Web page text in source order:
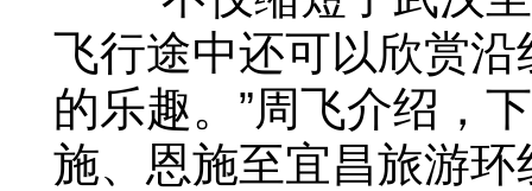
飞行途中还可以欣赏
的乐趣。”周飞介绍，
施、恩施至宜昌旅游